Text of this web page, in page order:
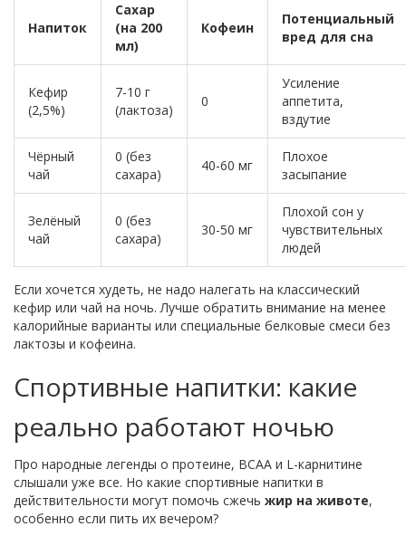
Напиток
Сахар
(на 200
мл)
Кофеин
Потенциальный
вред для сна
Кефир
(2,5%)
7-10 г
(лактоза)
0
Усиление
аппетита,
вздутие
Чёрный
чай
0 (без
сахара)
40-60 мг
Плохое
засыпание
Зелёный
чай
0 (без
сахара)
30-50 мг
Плохой сон у
чувствительных
людей
Если хочется худеть, не надо налегать на классический
кефир или чай на ночь. Лучше обратить внимание на менее
калорийные варианты или специальные белковые смеси без
лактозы и кофеина.
Спортивные напитки: какие
реально работают ночью
Про народные легенды о протеине, BCAA и L-карнитине
слышали уже все. Но какие спортивные напитки в
действительности могут помочь сжечь жир на животе,
особенно если пить их вечером?